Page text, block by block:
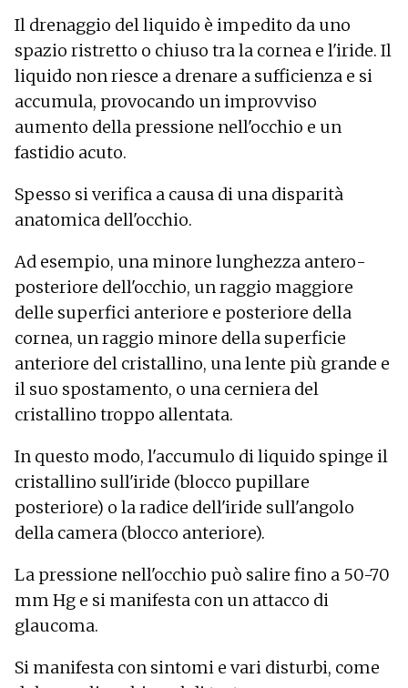
Il drenaggio del liquido è impedito da uno
spazio ristretto o chiuso tra la cornea e l'iride. Il
liquido non riesce a drenare a sufficienza e si
accumula, provocando un improvviso
aumento della pressione nell'occhio e un
fastidio acuto.
Spesso si verifica a causa di una disparità
anatomica dell'occhio.
Ad esempio, una minore lunghezza antero-
posteriore dell'occhio, un raggio maggiore
delle superfici anteriore e posteriore della
cornea, un raggio minore della superficie
anteriore del cristallino, una lente più grande e
il suo spostamento, o una cerniera del
cristallino troppo allentata.
In questo modo, l'accumulo di liquido spinge il
cristallino sull'iride (blocco pupillare
posteriore) o la radice dell'iride sull'angolo
della camera (blocco anteriore).
La pressione nell'occhio può salire fino a 50-70
mm Hg e si manifesta con un attacco di
glaucoma.
Si manifesta con sintomi e vari disturbi, come